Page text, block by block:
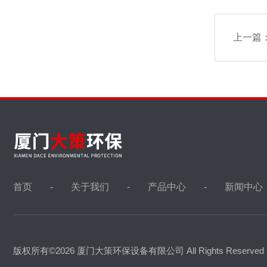
上一篇
首页 关于我们 产品中心 新闻中心
版权所有©2026 厦门大策环保设备有限公司 All Rights